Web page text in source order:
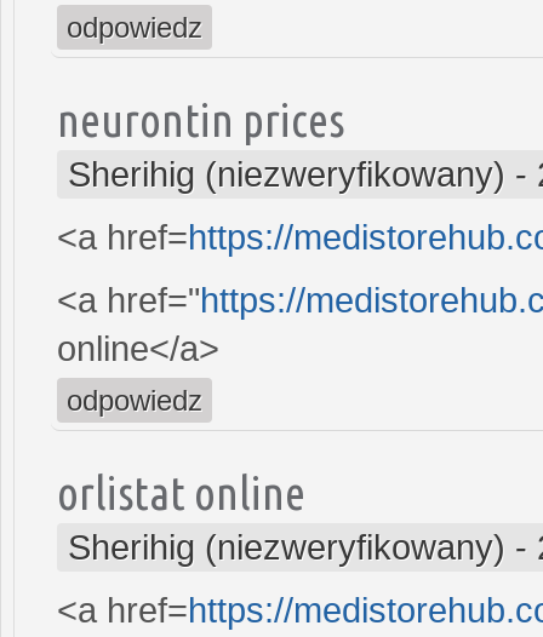
odpowiedz
neurontin prices
Sherihig (niezweryfikowany) -
<a href=https://
<a href="https://
online</a>
odpowiedz
orlistat online
Sherihig (niezweryfikowany) -
<a href=https://